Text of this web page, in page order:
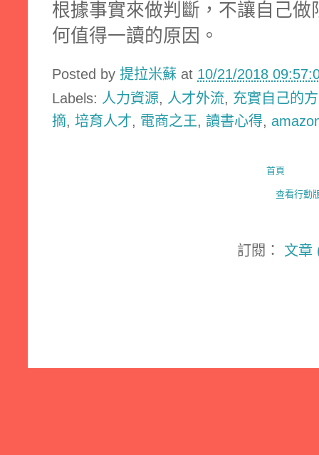
根據事實來做判斷，不讓自己
何值得一讀的原因。
Posted by 提拉米蘇 at 10/21/2018
Labels: 人力資源, 人才外流, 充實自己的
摘, 培育人才, 電商之王, 讀書心得,
首頁
查看行動
訂閱： 文章